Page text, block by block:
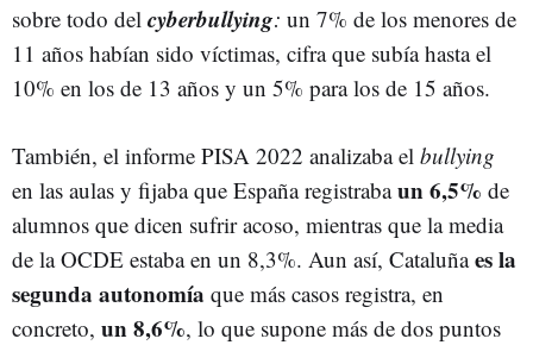
sobre todo del cyberbullying: un 7% de los menores de
11 años habían sido víctimas, cifra que subía hasta el
10% en los de 13 años y un 5% para los de 15 años.
También, el informe PISA 2022 analizaba el bullying
en las aulas y fijaba que España registrabaun 6,5% de
alumnos que dicen sufrir acoso, mientras que la media
de la OCDE estaba en un 8,3%. Aun así, Cataluñaes la
segunda autonomía que más casos registra, en
concreto, un 8,6%, lo que supone más de dos puntos